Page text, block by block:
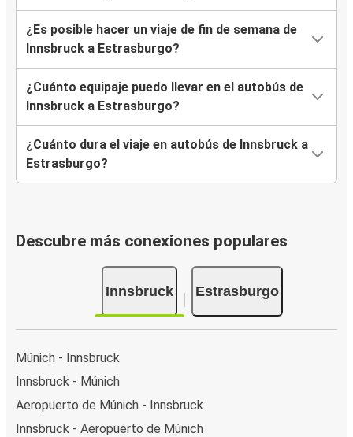
¿Es posible hacer un viaje de fin de semana de
Innsbruck a Estrasburgo?
¿Cuánto equipaje puedo llevar en el autobús de
Innsbruck a Estrasburgo?
¿Cuánto dura el viaje en autobús de Innsbruck a
Estrasburgo?
Descubre más conexiones populares
Innsbruck Estrasburgo
Múnich - Innsbruck
Innsbruck - Múnich
Aeropuerto de Múnich - Innsbruck
Innsbruck - Aeropuerto de Múnich